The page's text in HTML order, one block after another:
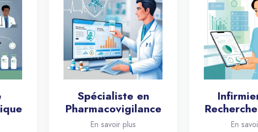
Spécialiste en
Pharmacovigilance
En savoir plus En